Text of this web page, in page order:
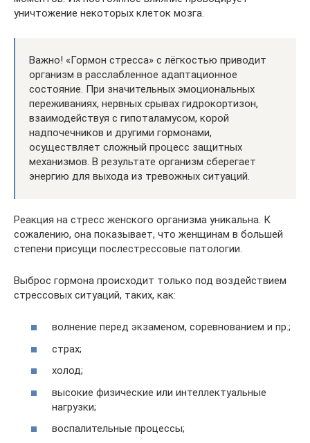
уничтожение некоторых клеток мозга.
Важно! «Гормон стресса» с лёгкостью приводит
организм в расслабленное адаптационное
состояние. При значительных эмоциональных
переживаниях, нервных срывах гидрокортизон,
взаимодействуя с гипоталамусом, корой
надпочечников и другими гормонами,
осуществляет сложный процесс защитных
механизмов. В результате организм сберегает
энергию для выхода из тревожных ситуаций.
Реакция на стресс женского организма уникальна. К
сожалению, она показывает, что женщинам в большей
степени присущи послестрессовые патологии.
Выброс гормона происходит только под воздействием
стрессовых ситуаций, таких, как:
волнение перед экзаменом, соревнованием и пр.;
страх;
холод;
высокие физические или интеллектуальные
нагрузки;
воспалительные процессы;